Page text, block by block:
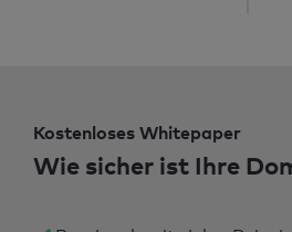
Kostenloses Whitepaper
Wie sicher ist Ihre